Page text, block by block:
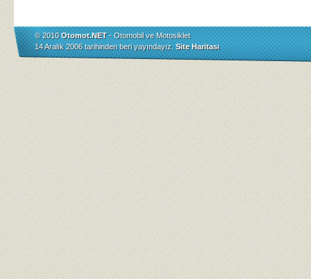
© 2010Otomot.NET- Otomobil ve Motosiklet
14 Aralık 2006 tarihinden beri yayındayız. Site Haritası